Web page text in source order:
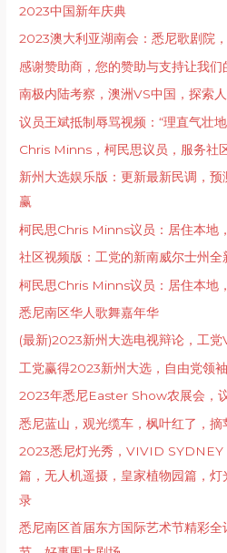
2023中国新年庆典
2023澳大利亚湖南会：悉尼歌剧院
感谢赞助商，您的赞助与支持让我们
南极内陆考察，澳洲VS中国，探索
议员王斌抵制辱骂视频：“理直气壮
Chris Minns，柯民思议员，服务社
新州大选娱乐版：更新最新民调，
赢
柯民思Chris Minns议员：居住本地
社区视频版：工党的新南威尔士州全
柯民思Chris Minns议员：居住本地
悉尼南区华人歌舞嘉年华
(最新)2023新州大选电视辩论，工党
工党赢得2023新州大选，自由党领
2023年悉尼Easter Show农展会，
悉尼蓝山，观光缆车，枫叶红了，
2023悉尼灯光秀，VIVID SYDNEY
篇，无人机遥摄，皇家植物园篇，
录
悉尼南区首届东方国际艺术节精彩